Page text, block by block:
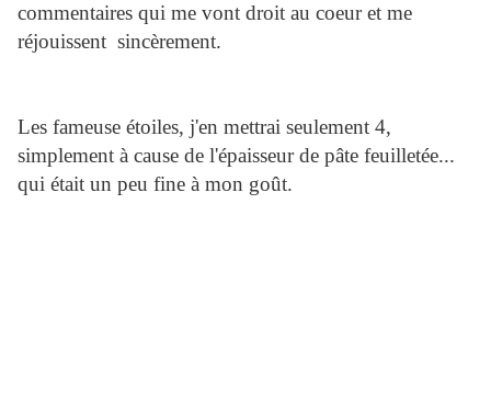
commentaires qui me vont droit au coeur et me
réjouissent sincèrement.
Les fameuse étoiles, j'en mettrai seulement 4,
simplement à cause de l'épaisseur de pâte feuilletée...
qui était un peu fine à mon goût.